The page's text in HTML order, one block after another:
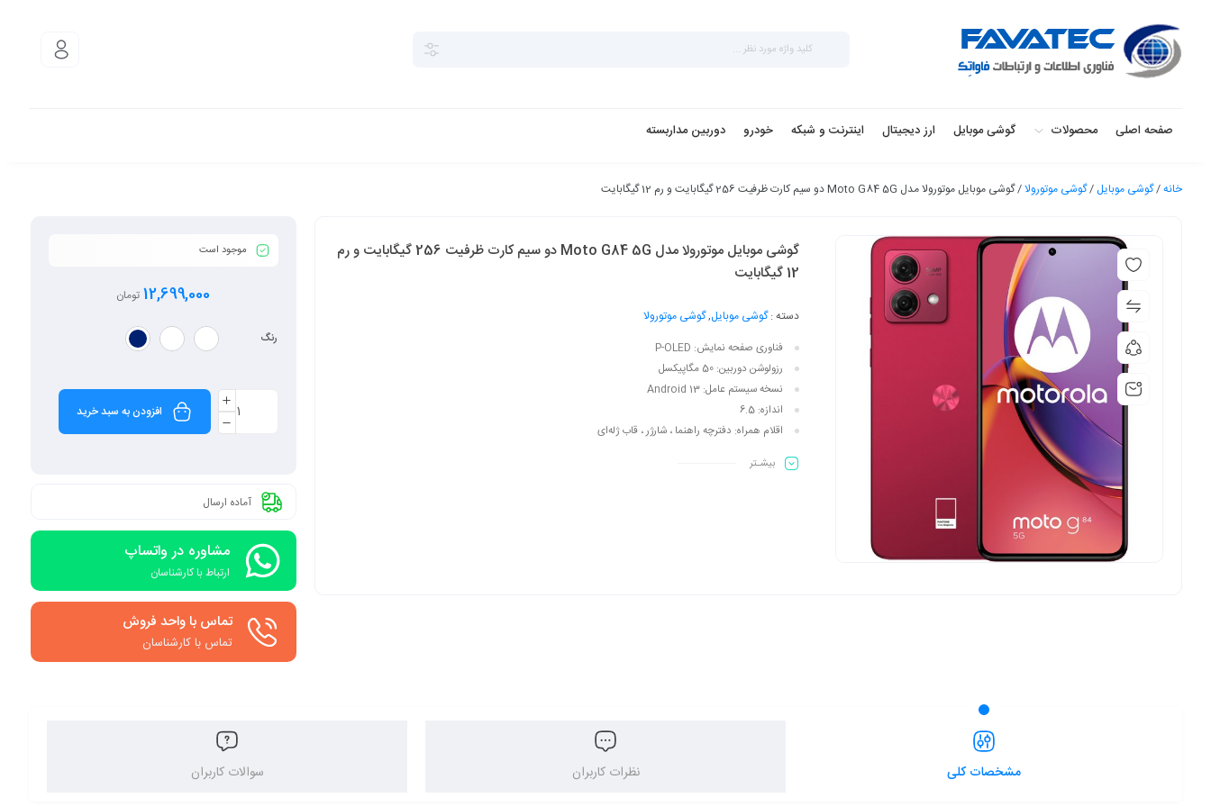
صفحه اصلی محصولات گوشی موبایل ارز دیجیتال اینترنت و شبکه خودرو دوربین مداربسته
خانه/گوشی موبایل /گوشی موتورولا/ گوشی موبایل موتورولا مدل Moto G84 5G دو سیم کارت ظرفیت 256 گیگابایت و رم 12 گیگابایت
گوشی موبایل موتورولا مدل Moto G84 5G دو سیم کارت ظرفیت 256 گیگابایت و رم
12 گیگابایت
دسته :گوشی موبایل,گوشی موتورولا
فناوری صفحه‌ نمایش: P-OLED
رزولوشن دوربین: 50 مگاپیکسل
نسخه سیستم عامل: Android 13
اندازه: 6.5
اقلام همراه: دفترچه‌ راهنما ، شارژر ، قاب ژله‌ای
بیشـتر
موجود است
12,699,000 تومان
رنگ
افزودن به سبد خرید
آماده ارسال
مشاوره در واتساپ
ارتباط با کارشناسان
تماس با واحد فروش
تماس با کارشناسان
مشخصات کلی نظرات کاربران سوالات کاربران